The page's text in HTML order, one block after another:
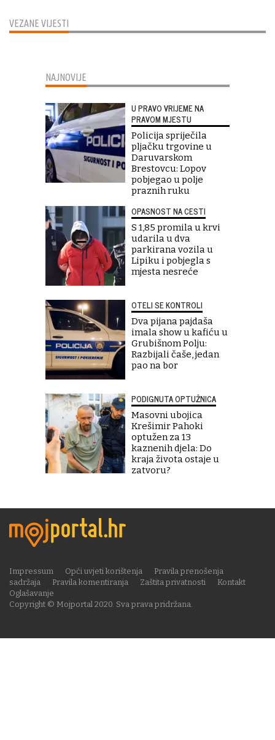
VEZANE VIJESTI
NAJNOVIJE
U PRAVO VRIJEME NA
PRAVOM MJESTU
Policija spriječila
pljačku trgovine u
Daruvarskom
Brestovcu: Lopov
pobjegao u polje
praznih ruku
OPASNOST NA CESTI
S 1,85 promila u krvi
udarila u dva
parkirana vozila u
Lipiku i pobjegla s
mjesta nesreće
OTELI SE KONTROLI
Dva pijana pajdaša
imala show u kafiću u
Grubišnom Polju:
Razbijali čaše, jedan
pao na bor
PODIGNUTA OPTUŽNICA
Masovni ubojica
Krešimir Pahoki
optužen za 13
kaznenih djela: Do
kraja života ostaje u
zatvoru?
Copyright © Mojportal 2020. Sva prava pridržana.
Impressum Opći uvjeti korištenja
Pravila prenošenja
sadržaja
Pravila komentiranja Zaštita privatnosti
Kontakt
Oglašavanje